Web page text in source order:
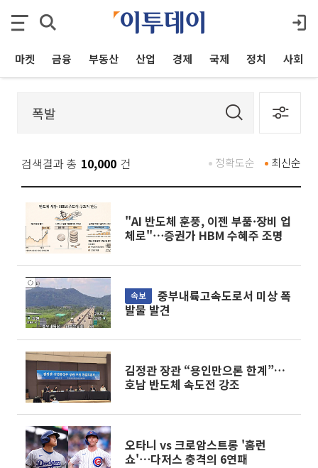
마켓 금융 부동산 산업 경제 국제 정치 사회
검색결과 총 10,000 건 최신순
정확도순
"AI 반도체 훈풍, 이젠 부품·장비 업
체로"⋯증권가 HBM 수혜주 조명
속보
발물 발견
김정관 장관 “용인만으론 한계”…
호남 반도체 속도전 강조
오타니 vs 크로암스트롱 '홈런
쇼'⋯다저스 충격의 6연패